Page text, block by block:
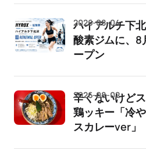
ハイアルチ下
酸素ジムに、8
ープン
2026-08-04
辛くないけど
鶏ッキー「冷
スカレーver」
2026-08-02